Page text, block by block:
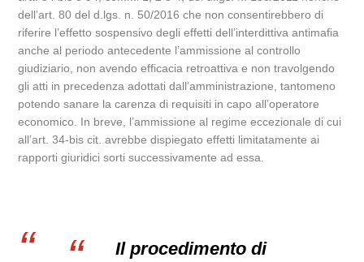
dell’art. 80 del d.lgs. n. 50/2016 che non consentirebbero di
riferire l’effetto sospensivo degli effetti dell’interdittiva antimafia
anche al periodo antecedente l’ammissione al controllo
giudiziario, non avendo efficacia retroattiva e non travolgendo
gli atti in precedenza adottati dall’amministrazione, tantomeno
potendo sanare la carenza di requisiti in capo all’operatore
economico. In breve, l’ammissione al regime eccezionale di cui
all’art. 34-bis cit. avrebbe dispiegato effetti limitatamente ai
rapporti giuridici sorti successivamente ad essa.
Il procedimento di